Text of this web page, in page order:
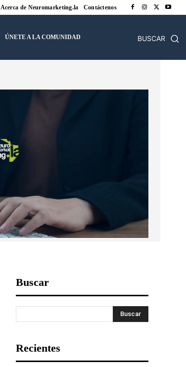
Acerca de Neuromarketing.la Contáctenos
ÚNETE A LA COMUNIDAD BUSCAR
Buscar
Buscar
Recientes